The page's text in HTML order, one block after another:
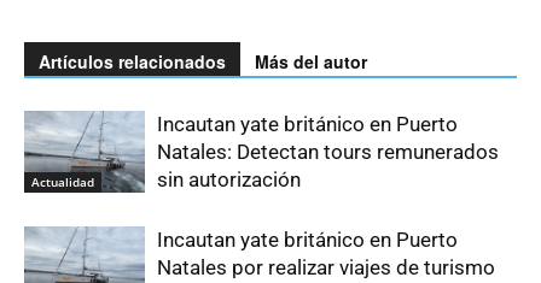
Artículos relacionados Más del autor
Actualidad
Incautan yate británico en Puerto
Natales: Detectan tours remunerados
sin autorización
Incautan yate británico en Puerto
Natales por realizar viajes de turismo